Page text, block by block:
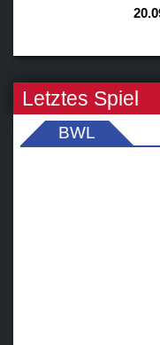
Letztes Spiel
BWL